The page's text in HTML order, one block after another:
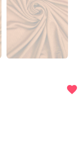
favorite